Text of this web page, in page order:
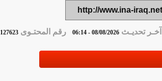
http://www.ina-
تحديـث08/08/2026 - 06:14 رقم المحتـوى127623